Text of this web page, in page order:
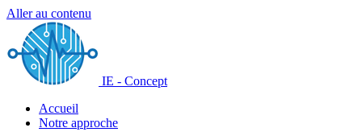
Aller au contenu
IE - Concept
Accueil
Notre approche